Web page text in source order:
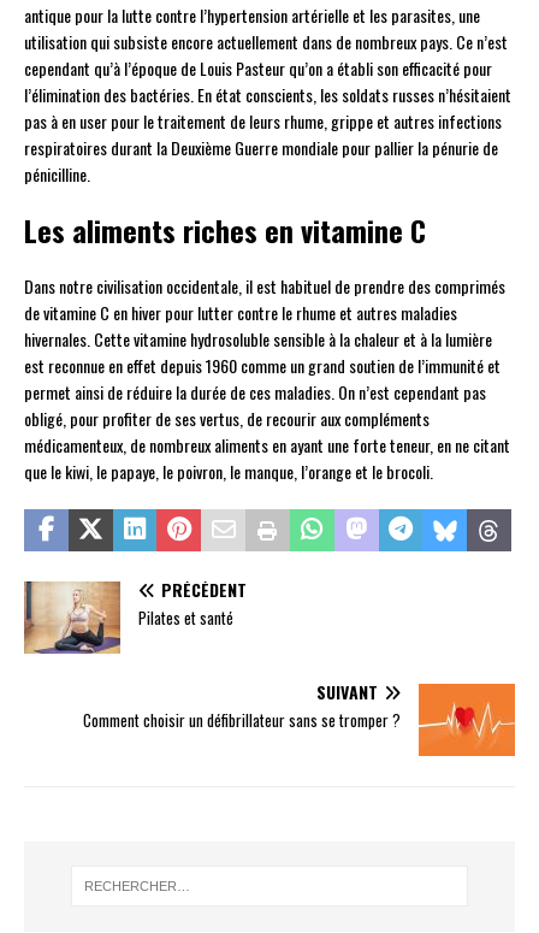
antique pour la lutte contre l’hypertension artérielle et les parasites, une
utilisation qui subsiste encore actuellement dans de nombreux pays. Ce n’est
cependant qu’à l’époque de Louis Pasteur qu’on a établi son efficacité pour
l’élimination des bactéries. En état conscients, les soldats russes n’hésitaient
pas à en user pour le traitement de leurs rhume, grippe et autres infections
respiratoires durant la Deuxième Guerre mondiale pour pallier la pénurie de
pénicilline.
Les aliments riches en vitamine C
Dans notre civilisation occidentale, il est habituel de prendre des comprimés
de vitamine C en hiver pour lutter contre le rhume et autres maladies
hivernales. Cette vitamine hydrosoluble sensible à la chaleur et à la lumière
est reconnue en effet depuis 1960 comme un grand soutien de l’immunité et
permet ainsi de réduire la durée de ces maladies. On n’est cependant pas
obligé, pour profiter de ses vertus, de recourir aux compléments
médicamenteux, de nombreux aliments en ayant une forte teneur, en ne citant
que le kiwi, le papaye, le poivron, le manque, l’orange et le brocoli.
PRÉCÉDENT
Pilates et santé
SUIVANT
Comment choisir un défibrillateur sans se tromper ?